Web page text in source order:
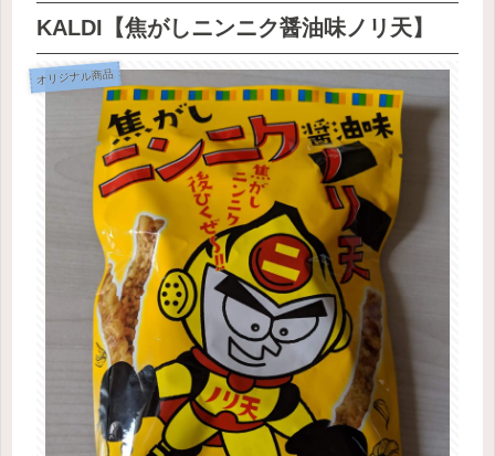
KALDI【焦がしニンニク醤油味ノリ天】
オリジナル商品